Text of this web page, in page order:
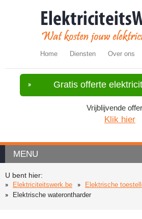
Home Diensten Over ons
Gratis offerte
Vrijblijvende
Klik hier
MENU
U bent hier:
Elektriciteitswerk.be
Elektrische
Elektrische waterontharder